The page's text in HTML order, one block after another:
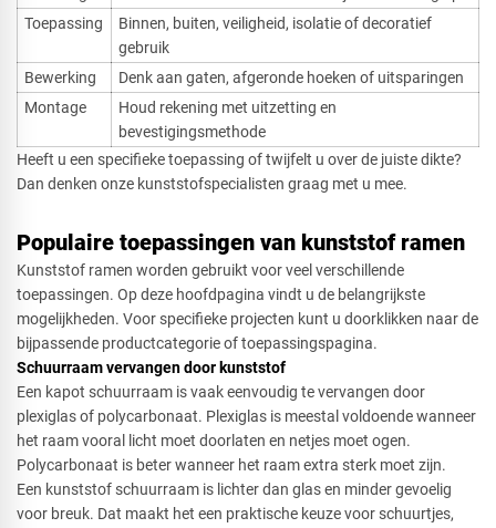
Toepassing
Binnen, buiten, veiligheid, isolatie of decoratief
gebruik
Bewerking
Denk aan gaten, afgeronde hoeken of uitsparingen
Montage
Houd rekening met uitzetting en
bevestigingsmethode
Heeft u een specifieke toepassing of twijfelt u over de juiste dikte?
Dan denken onze kunststofspecialisten graag met u mee.
Populaire toepassingen van kunststof ramen
Kunststof ramen worden gebruikt voor veel verschillende
toepassingen. Op deze hoofdpagina vindt u de belangrijkste
mogelijkheden. Voor specifieke projecten kunt u doorklikken naar de
bijpassende productcategorie of toepassingspagina.
Schuurraam vervangen door kunststof​​
Een kapot schuurraam is vaak eenvoudig te vervangen door
plexiglas of polycarbonaat. Plexiglas is meestal voldoende wanneer
het raam vooral licht moet doorlaten en netjes moet ogen.
Polycarbonaat is beter wanneer het raam extra sterk moet zijn.
Een kunststof schuurraam is lichter dan glas en minder gevoelig
voor breuk. Dat maakt het een praktische keuze voor schuurtjes,